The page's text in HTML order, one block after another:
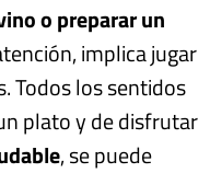
o preparar un
implica jugar
Todos los sentidos
plato y de disfrutar
, se puede